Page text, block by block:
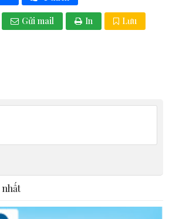
Gửi mail In Lưu